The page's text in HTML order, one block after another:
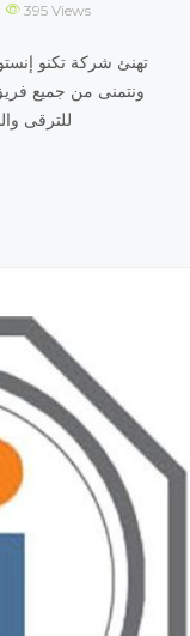
395 Views
تهنئ شركة تكنو
ونتمنى من جميع
للترقى